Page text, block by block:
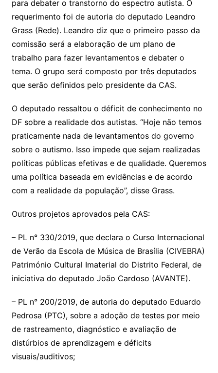
para debater o transtorno do espectro autista. O
requerimento foi de autoria do deputado Leandro
Grass (Rede). Leandro diz que o primeiro passo da
comissão será a elaboração de um plano de
trabalho para fazer levantamentos e debater o
tema. O grupo será composto por três deputados
que serão definidos pelo presidente da CAS.
O deputado ressaltou o déficit de conhecimento no
DF sobre a realidade dos autistas. “Hoje não temos
praticamente nada de levantamentos do governo
sobre o autismo. Isso impede que sejam realizadas
políticas públicas efetivas e de qualidade. Queremos
uma política baseada em evidências e de acordo
com a realidade da população”, disse Grass.
Outros projetos aprovados pela CAS:
– PL n° 330/2019, que declara o Curso Internacional
de Verão da Escola de Música de Brasília (CIVEBRA)
Património Cultural Imaterial do Distrito Federal, de
iniciativa do deputado João Cardoso (AVANTE).
– PL n° 200/2019, de autoria do deputado Eduardo
Pedrosa (PTC), sobre a adoção de testes por meio
de rastreamento, diagnóstico e avaliação de
distúrbios de aprendizagem e déficits
visuais/auditivos;